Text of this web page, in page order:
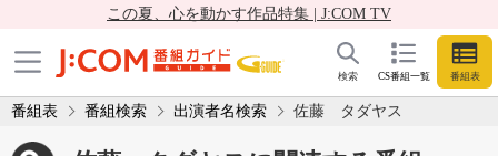
この夏、心を動かす作品特集 | J:COM TV
CS番組一覧 番組表
検索
番組表 番組検索 出演者名検索 佐藤 タダヤス